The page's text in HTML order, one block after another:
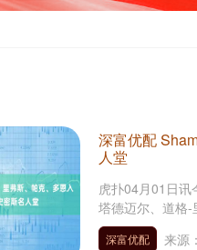
深富优配
人堂
虎扑04月01日
塔德迈尔、道格
深富优配 来源